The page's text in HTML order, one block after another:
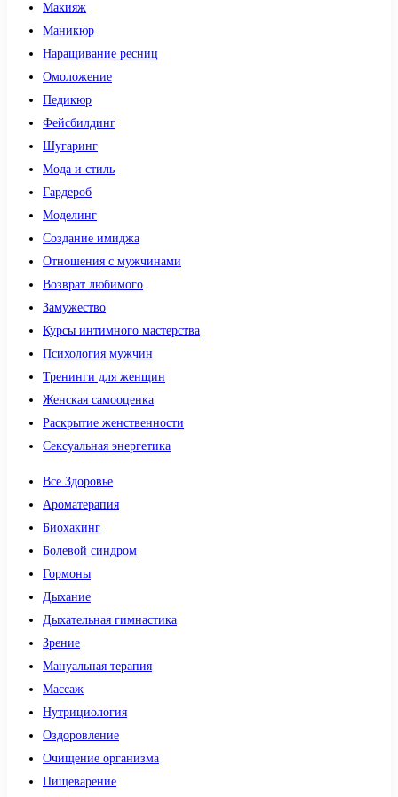
Макияж
Маникюр
Наращивание ресниц
Омоложение
Педикюр
Фейсбилдинг
Шугаринг
Мода и стиль
Гардероб
Моделинг
Создание имиджа
Отношения с мужчинами
Возврат любимого
Замужество
Курсы интимного мастерства
Психология мужчин
Тренинги для женщин
Женская самооценка
Раскрытие женственности
Сексуальная энергетика
Все Здоровье
Ароматерапия
Биохакинг
Болевой синдром
Гормоны
Дыхание
Дыхательная гимнастика
Зрение
Мануальная терапия
Массаж
Нутрициология
Оздоровление
Очищение организма
Пищеварение